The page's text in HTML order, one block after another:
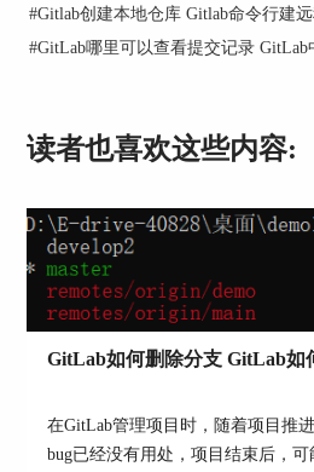
当仓库被删除后，管理员可
仓库数据，并进行恢复操作
如果删除的仓库在GitLab的
除，也可以通过垃圾箱进行
可能性就会大大降低。因此
己的重要数据，以防不测。
#Gitlab创建本地仓库 Gitlab命令行建
#GitLab哪里可以查看提交记录
读者也喜欢这些内容:
GitLab如何删除分支 GitLab如
在GitLab管理项目时，随着项目推
bug已经没有用处，项目结束后，